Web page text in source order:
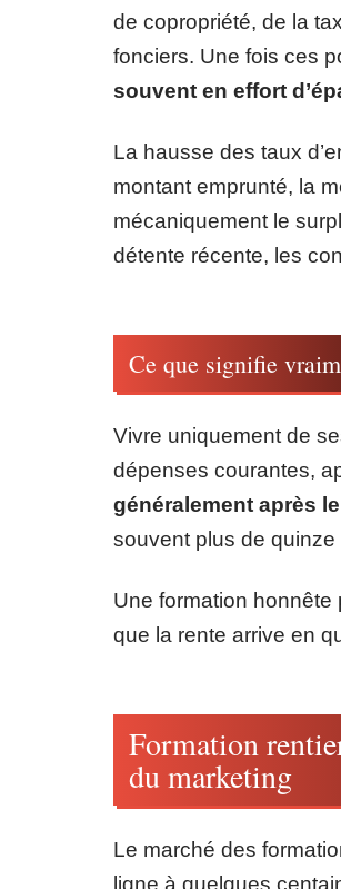
de copropriété, de la
fonciers. Une fois ces
souvent en effort
La hausse des taux
montant emprunté, la
mécaniquement le
détente récente, les
Ce que signifie
Vivre uniquement de
dépenses courantes,
généralement après
souvent plus de
Une formation
que la rente arrive en
Formation
du marketing
Le marché des
ligne à quelques